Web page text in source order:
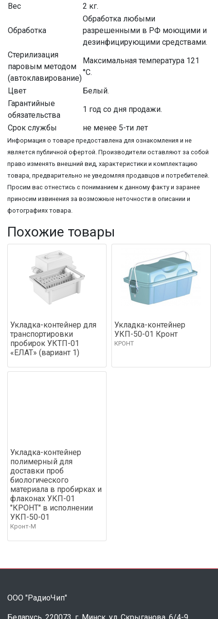
Вес
2 кг.
Обработка
Обработка любыми
разрешенными в РФ моющими и
дезинфицирующими средствами.
Стерилизация
паровым методом
(автоклавирование)
Максимальная температура 121
°С.
Цвет
Белый.
Гарантийные
обязательства
1 год со дня продажи.
Срок службы
не менее 5-ти лет
Информация о товаре предоставлена для ознакомления и не
является публичной офертой. Производители оставляют за собой
право изменять внешний вид, характеристики и комплектацию
товара, предварительно не уведомляя продавцов и потребителей.
Просим вас отнестись с пониманием к данному факту и заранее
приносим извинения за возможные неточности в описании и
фотографиях товара.
Похожие товары
Укладка-контейнер для
транспортировки
пробирок УКТП-01
«ЕЛАТ» (вариант 1)
Укладка-контейнер
УКП-50-01 Кронт
КРОНТ
Укладка-контейнер
полимерный для
доставки проб
биологического
материала в пробирках и
флаконах УКП-01
"КРОНТ" в исполнении
УКП-50-01
Кронт-М
ООО "РадиоЧип"
Беларусь, 220073, г. Минск, ул. Скрыганова, 6/4-9